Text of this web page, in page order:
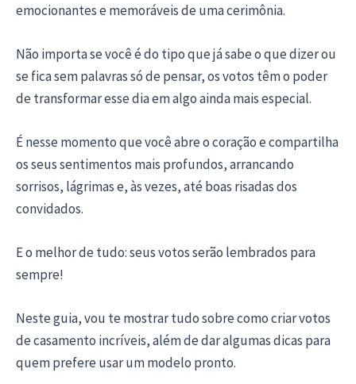
emocionantes e memoráveis de uma cerimônia.
Não importa se você é do tipo que já sabe o que dizer ou
se fica sem palavras só de pensar, os votos têm o poder
de transformar esse dia em algo ainda mais especial.
É nesse momento que você abre o coração e compartilha
os seus sentimentos mais profundos, arrancando
sorrisos, lágrimas e, às vezes, até boas risadas dos
convidados.
E o melhor de tudo: seus votos serão lembrados para
sempre!
Neste guia, vou te mostrar tudo sobre como criar votos
de casamento incríveis, além de dar algumas dicas para
quem prefere usar um modelo pronto.